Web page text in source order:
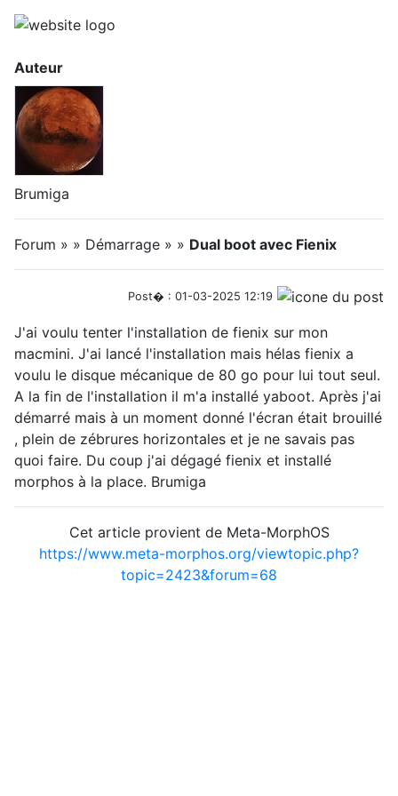
Auteur
Brumiga
Forum » » Démarrage » » Dual boot avec Fienix
Post� : 01-03-2025 12:19
J'ai voulu tenter l'installation de fienix sur mon
macmini. J'ai lancé l'installation mais hélas fienix a
voulu le disque mécanique de 80 go pour lui tout seul.
A la fin de l'installation il m'a installé yaboot. Après j'ai
démarré mais à un moment donné l'écran était brouillé
, plein de zébrures horizontales et je ne savais pas
quoi faire. Du coup j'ai dégagé fienix et installé
morphos à la place. Brumiga
Cet article provient de Meta-MorphOS
https://www.meta-morphos.org/viewtopic.php?
topic=2423&forum=68